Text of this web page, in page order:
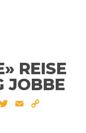
REISE
JOBBE
TwitterEmail